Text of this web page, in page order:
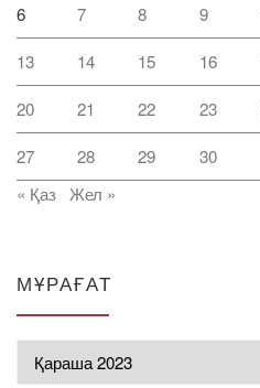
6 7 8 9
13 14 15 16
20 21 22 23
27 28 29
30
« Қаз
Жел »
МҰРАҒАТ